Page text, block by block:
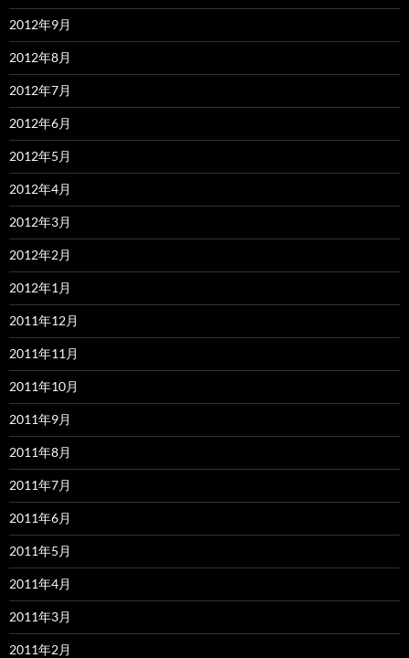
2012年9月
2012年8月
2012年7月
2012年6月
2012年5月
2012年4月
2012年3月
2012年2月
2012年1月
2011年12月
2011年11月
2011年10月
2011年9月
2011年8月
2011年7月
2011年6月
2011年5月
2011年4月
2011年3月
2011年2月